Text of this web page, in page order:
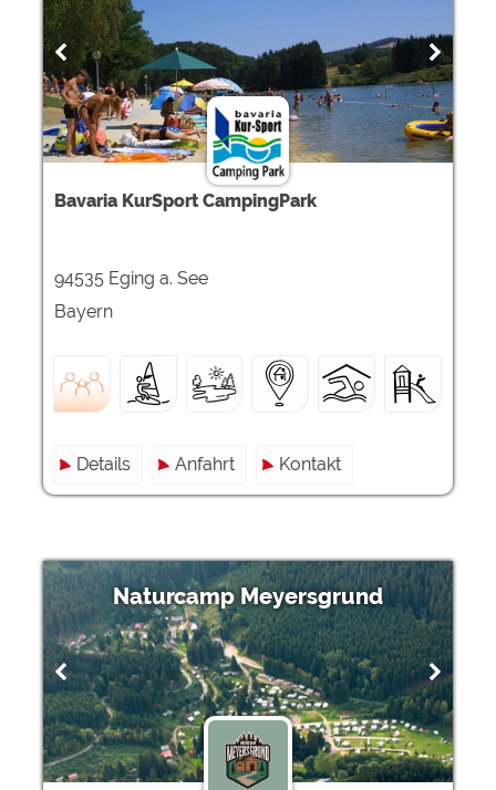
Bavaria KurSport CampingPark
94535 Eging a. See
Bayern
Details Anfahrt Kontakt
Naturcamp Meyersgrund